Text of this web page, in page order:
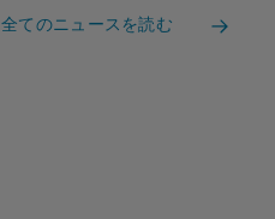
全てのニュースを読む